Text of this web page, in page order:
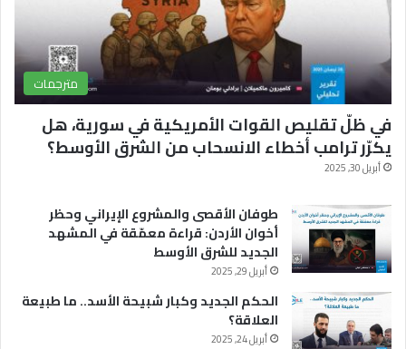
e
مترجمات
في ظلّ تقليص القوات الأمريكية في سورية، هل
يكرّر ترامب أخطاء الانسحاب من الشرق الأوسط؟
أبريل 30, 2025
طوفان الأقصى والمشروع الإيراني وحظر
أخوان الأردن: قراءة معمّقة في المشهد
الجديد للشرق الأوسط
أبريل 29, 2025
الحكم الجديد وكبار شبيحة الأسد.. ما طبيعة
العلاقة؟
أبريل 24, 2025